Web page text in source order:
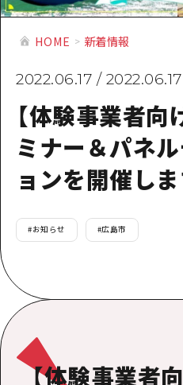
お役立ち情
事前・事後学
提供資料の
オンライン
公募入札情報
ひろしま観光
HOME
運営について
新着情報
お問い合わせ
HOME 新着情報
2022.06.17 / 2022.06.17
【体験事業者向
ミナー＆パネ
ョンを開催しま
#お知らせ #広島市
【体験事業者